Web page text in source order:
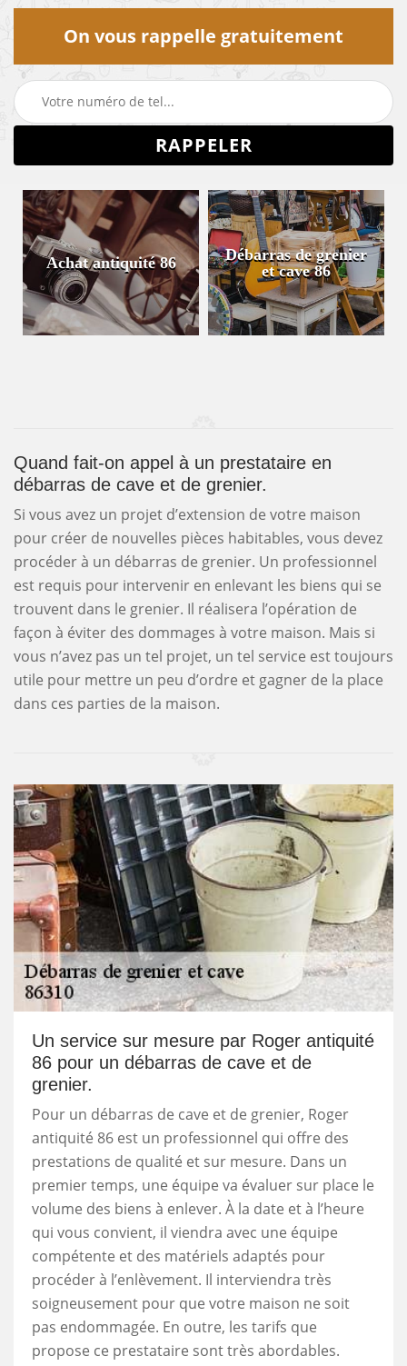
On vous rappelle gratuitement
Achat antiquité 86
Débarras de grenier
et cave 86
Quand fait-on appel à un prestataire en
débarras de cave et de grenier.
Si vous avez un projet d’extension de votre maison
pour créer de nouvelles pièces habitables, vous devez
procéder à un débarras de grenier. Un professionnel
est requis pour intervenir en enlevant les biens qui se
trouvent dans le grenier. Il réalisera l’opération de
façon à éviter des dommages à votre maison. Mais si
vous n’avez pas un tel projet, un tel service est toujours
utile pour mettre un peu d’ordre et gagner de la place
dans ces parties de la maison.
Un service sur mesure par Roger antiquité
86 pour un débarras de cave et de
grenier.
Pour un débarras de cave et de grenier, Roger
antiquité 86 est un professionnel qui offre des
prestations de qualité et sur mesure. Dans un
premier temps, une équipe va évaluer sur place le
volume des biens à enlever. À la date et à l’heure
qui vous convient, il viendra avec une équipe
compétente et des matériels adaptés pour
procéder à l’enlèvement. Il interviendra très
soigneusement pour que votre maison ne soit
pas endommagée. En outre, les tarifs que
propose ce prestataire sont très abordables.